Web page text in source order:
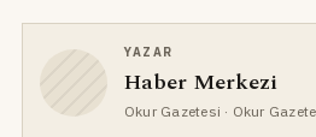
YAZAR
Haber Merkezi
Okur Gazetesi · Okur